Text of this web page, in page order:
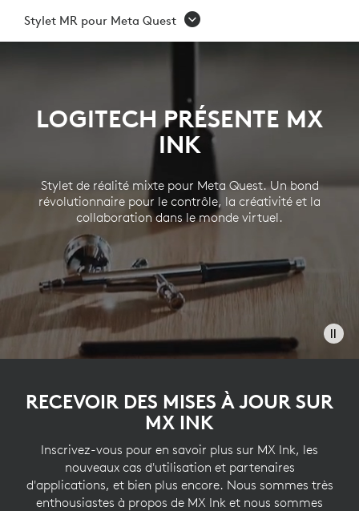
STYLET
MR
META
Stylet MR pour Meta Quest
LOGITECH PRÉSENTE MX
INK
Stylet de réalité mixte pour Meta Quest. Un bond
révolutionnaire pour le contrôle, la créativité et la
collaboration dans le monde virtuel.
RECEVOIR DES MISES À JOUR SUR
MX INK
Inscrivez-vous pour en savoir plus sur MX Ink, les
nouveaux cas d'utilisation et partenaires
d'applications, et bien plus encore. Nous sommes très
enthousiastes à propos de MX Ink et nous sommes